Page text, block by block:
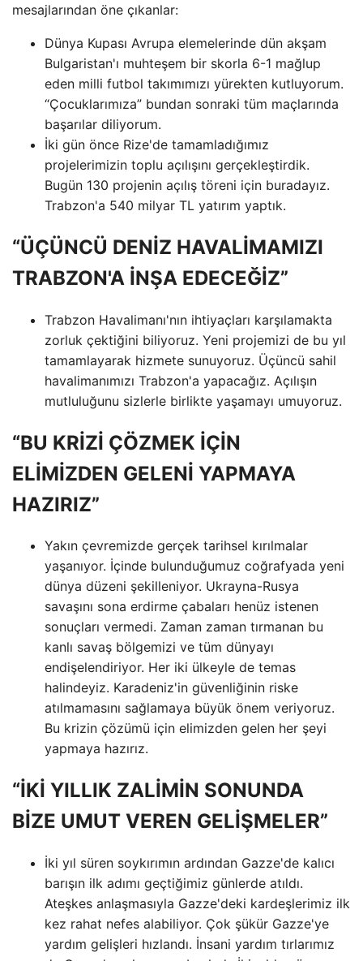
mesajlarından öne çıkanlar:
Dünya Kupası Avrupa elemelerinde dün akşam
Bulgaristan'ı muhteşem bir skorla 6-1 mağlup
eden milli futbol takımımızı yürekten kutluyorum.
“Çocuklarımıza” bundan sonraki tüm maçlarında
başarılar diliyorum.
İki gün önce Rize'de tamamladığımız
projelerimizin toplu açılışını gerçekleştirdik.
Bugün 130 projenin açılış töreni için buradayız.
Trabzon'a 540 milyar TL yatırım yaptık.
“ÜÇÜNCÜ DENİZ HAVALİMAMIZI
TRABZON'A İNŞA EDECEĞİZ”
Trabzon Havalimanı'nın ihtiyaçları karşılamakta
zorluk çektiğini biliyoruz. Yeni projemizi de bu yıl
tamamlayarak hizmete sunuyoruz. Üçüncü sahil
havalimanımızı Trabzon'a yapacağız. Açılışın
mutluluğunu sizlerle birlikte yaşamayı umuyoruz.
“BU KRİZİ ÇÖZMEK İÇİN
ELİMİZDEN GELENİ YAPMAYA
HAZIRIZ”
Yakın çevremizde gerçek tarihsel kırılmalar
yaşanıyor. İçinde bulunduğumuz coğrafyada yeni
dünya düzeni şekilleniyor. Ukrayna-Rusya
savaşını sona erdirme çabaları henüz istenen
sonuçları vermedi. Zaman zaman tırmanan bu
kanlı savaş bölgemizi ve tüm dünyayı
endişelendiriyor. Her iki ülkeyle de temas
halindeyiz. Karadeniz'in güvenliğinin riske
atılmamasını sağlamaya büyük önem veriyoruz.
Bu krizin çözümü için elimizden gelen her şeyi
yapmaya hazırız.
“İKİ YILLIK ZALİMİN SONUNDA
BİZE UMUT VEREN GELİŞMELER”
İki yıl süren soykırımın ardından Gazze'de kalıcı
barışın ilk adımı geçtiğimiz günlerde atıldı.
Ateşkes anlaşmasıyla Gazze'deki kardeşlerimiz ilk
kez rahat nefes alabiliyor. Çok şükür Gazze'ye
yardım gelişleri hızlandı. İnsani yardım tırlarımız